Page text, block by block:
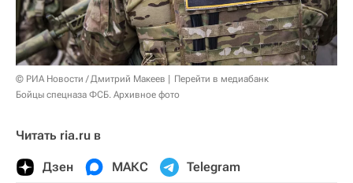
© РИА Новости / Дмитрий Макеев
Перейти в медиабанк
Бойцы спецназа ФСБ. Архивное фото
Читать ria.ru в
Дзен МАКС Telegram